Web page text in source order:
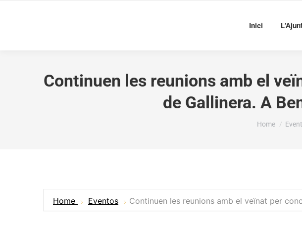
Inici
Continuen les reunions amb el
de Gallinera. A
You are here:
Home Event
Home Eventos Continuen les reunions amb el veïnat per